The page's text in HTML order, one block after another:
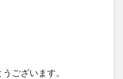
ございます。